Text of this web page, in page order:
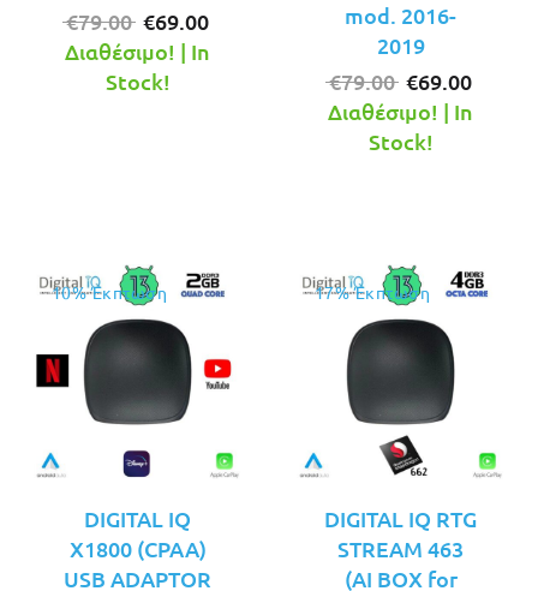
€79.00 Original
price
was:
€69.00
Διαθέσιμο! | In
Stock!
mod. 2016-
2019
€79.00 Original
price
was:
€69.00
Διαθέσιμο! | In
Stock!
10% Έκπτωση
DIGITAL IQ
X1800 (CPAA)
USB ADAPTOR
17% Έκπτωση
DIGITAL IQ RTG
STREAM 463
(AI BOX for